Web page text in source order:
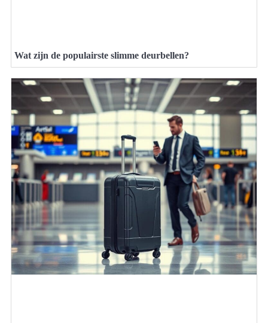
Wat zijn de populairste slimme deurbellen?